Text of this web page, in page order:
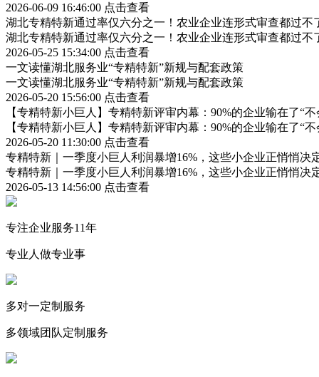
2026-06-09 16:46:00 点击查看
湖北专精特新通过率仅六分之一！农业企业连形式审查都过不
湖北专精特新通过率仅六分之一！农业企业连形式审查都过不
2026-05-25 15:34:00 点击查看
一文读懂湖北服务业“专精特新”新规与配套政策
一文读懂湖北服务业“专精特新”新规与配套政策
2026-05-20 15:56:00 点击查看
【专精特新小巨人】专精特新评审内幕：90%的企业输在了“
【专精特新小巨人】专精特新评审内幕：90%的企业输在了“
2026-05-20 11:30:00 点击查看
专精特新｜一季度小巨人利润暴增16%，这些小企业正悄悄决
专精特新｜一季度小巨人利润暴增16%，这些小企业正悄悄决
2026-05-13 14:56:00 点击查看
专注企业服务11年
专业人做专业事
多对一定制服务
多领域团队定制服务